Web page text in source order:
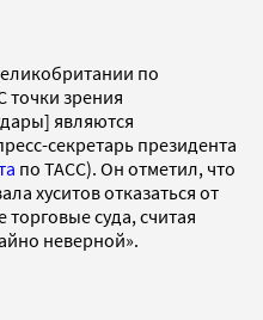
по
точки зрения
являются
секретарь президента
по ТАСС). Он отметил, что
хуситов отказаться от
суда, считая
неверной».